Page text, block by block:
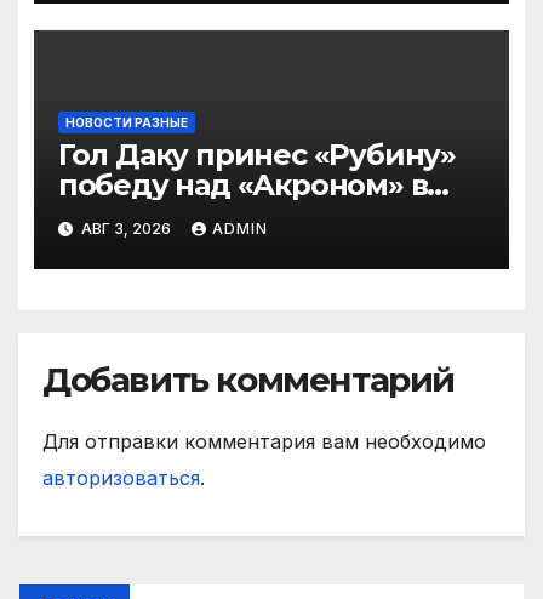
НОВОСТИ РАЗНЫЕ
Гол Даку принес «Рубину»
победу над «Акроном» в
матче РПЛ
АВГ 3, 2026 ADMIN
Добавить комментарий
Для отправки комментария вам необходимо
авторизоваться.